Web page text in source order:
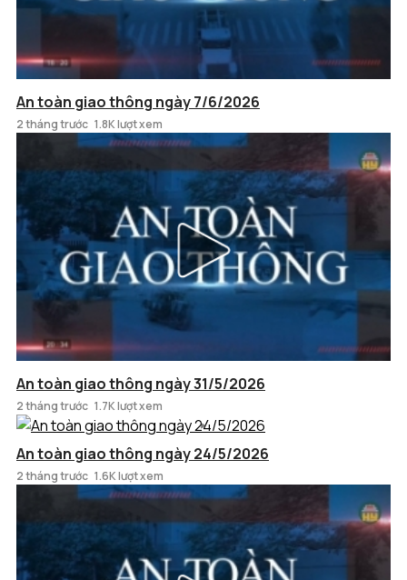
An toàn giao thông ngày 7/6/2026
2 tháng trước 1.8K lượt xem
An toàn giao thông ngày 31/5/2026
2 tháng trước 1.7K lượt xem
An toàn giao thông ngày 24/5/2026
2 tháng trước 1.6K lượt xem